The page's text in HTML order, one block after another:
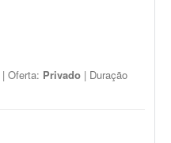
| Oferta: Privado | Duração